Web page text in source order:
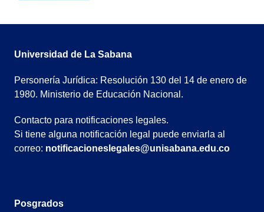
Universidad de La Sabana
Personería Jurídica: Resolución 130 del 14 de enero de
1980. Ministerio de Educación Nacional.
Contacto para notificaciones legales.
Si tiene alguna notificación legal puede enviarla al
correo: notificacioneslegales@unisabana.edu.co
Posgrados